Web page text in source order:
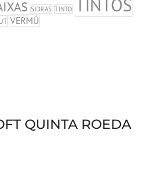
SIDRAS TINTO TINTOS
VERMÚ
QUINTA ROEDA